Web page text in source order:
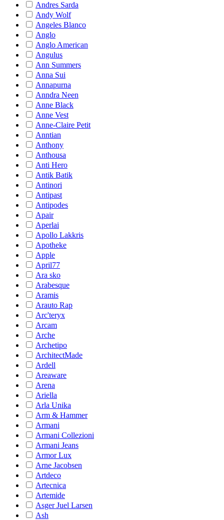
Andres Sarda
Andy Wolf
Angeles Blanco
Anglo
Anglo American
Angulus
Ann Summers
Anna Sui
Annapurna
Anndra Neen
Anne Black
Anne Vest
Anne-Claire Petit
Anntian
Anthony
Anthousa
Anti Hero
Antik Batik
Antinori
Antipast
Antipodes
Apair
Aperlai
Apollo Lakkris
Apotheke
Apple
April77
Ara sko
Arabesque
Aramis
Arauto Rap
Arc'teryx
Arcam
Arche
Archetipo
ArchitectMade
Ardell
Areaware
Arena
Ariella
Arla Unika
Arm & Hammer
Armani
Armani Collezioni
Armani Jeans
Armor Lux
Arne Jacobsen
Artdeco
Artecnica
Artemide
Asger Juel Larsen
Ash